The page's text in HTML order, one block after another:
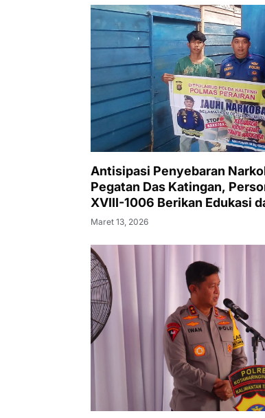
Antisipasi Penyebaran
Pegatan Das Katingan,
XVIII-1006 Berikan Edukasi
Maret 13, 2026